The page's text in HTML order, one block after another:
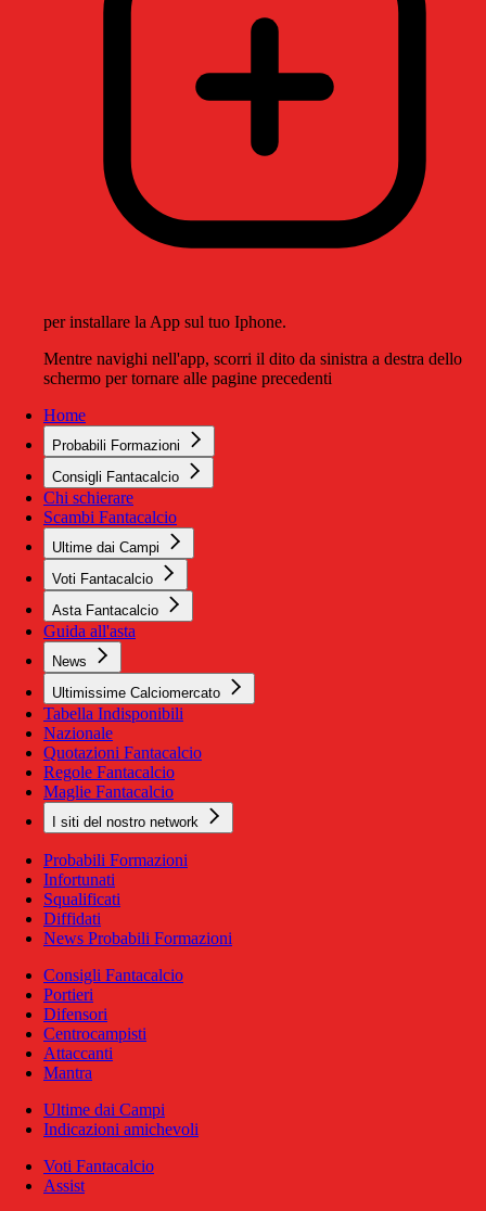
per installare la App sul tuo Iphone.
Mentre navighi nell'app, scorri il dito da sinistra a destra dello
schermo per tornare alle pagine precedenti
Home
Probabili Formazioni
Consigli Fantacalcio
Chi schierare
Scambi Fantacalcio
Ultime dai Campi
Voti Fantacalcio
Asta Fantacalcio
Guida all'asta
News
Ultimissime Calciomercato
Tabella Indisponibili
Nazionale
Quotazioni Fantacalcio
Regole Fantacalcio
Maglie Fantacalcio
I siti del nostro network
Probabili Formazioni
Infortunati
Squalificati
Diffidati
News Probabili Formazioni
Consigli Fantacalcio
Portieri
Difensori
Centrocampisti
Attaccanti
Mantra
Ultime dai Campi
Indicazioni amichevoli
Voti Fantacalcio
Assist